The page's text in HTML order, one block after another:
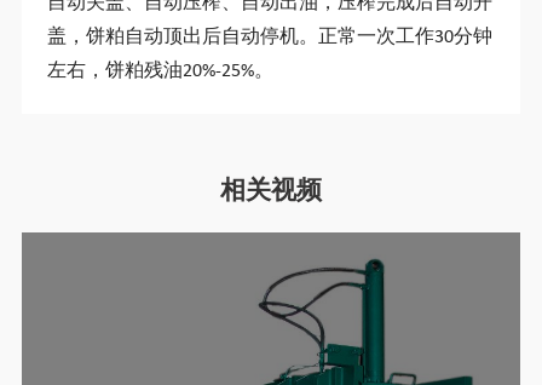
自动关盖、自动压榨、自动出油，压榨完成后自动开
盖，饼粕自动顶出后自动停机。正常一次工作30分钟
左右，饼粕残油20%-25%。
相关视频